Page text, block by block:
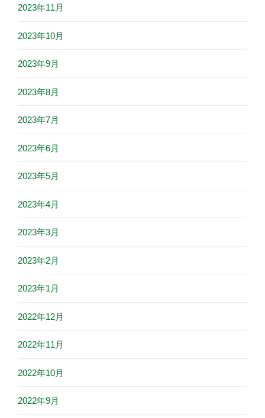
2023年11月
2023年10月
2023年9月
2023年8月
2023年7月
2023年6月
2023年5月
2023年4月
2023年3月
2023年2月
2023年1月
2022年12月
2022年11月
2022年10月
2022年9月